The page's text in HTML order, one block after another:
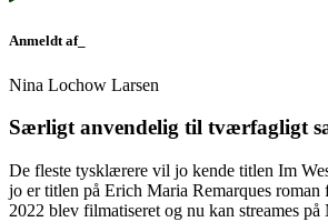
Anmeldt af_
Nina Lochow Larsen
Særligt anvendelig til tværfagligt
De fleste tysklærere vil jo kende titlen Im
jo er titlen på Erich Maria Remarques roman
2022 blev filmatiseret og nu kan streames